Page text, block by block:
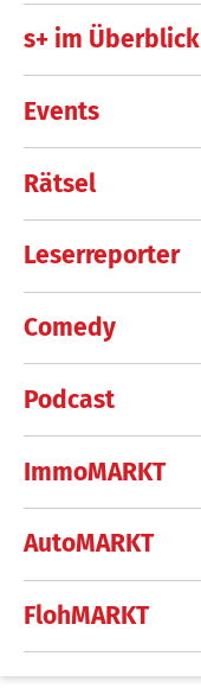
s+ im Überblick
Events
Rätsel
Leserreporter
Comedy
Podcast
ImmoMARKT
AutoMARKT
FlohMARKT